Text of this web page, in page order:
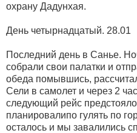
охрану Дадунхая.
День четырнадцатый. 28.01
Последний день в Санье.
собрали свои палатки и
обеда помывшись,
Сели в самолет и через 2
следующий рейс
планировалипо гулять по
осталось и мы завалились